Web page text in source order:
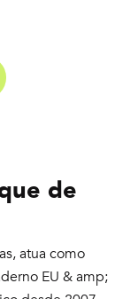
de
atua como
EU & amp;